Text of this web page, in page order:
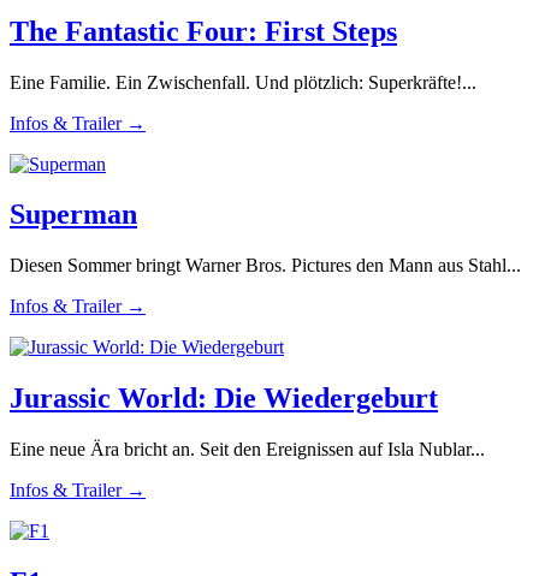
The Fantastic Four: First Steps
Eine Familie. Ein Zwischenfall. Und plötzlich: Superkräfte!...
Infos & Trailer →
Superman
Diesen Sommer bringt Warner Bros. Pictures den Mann aus Stahl...
Infos & Trailer →
Jurassic World: Die Wiedergeburt
Eine neue Ära bricht an. Seit den Ereignissen auf Isla Nublar...
Infos & Trailer →